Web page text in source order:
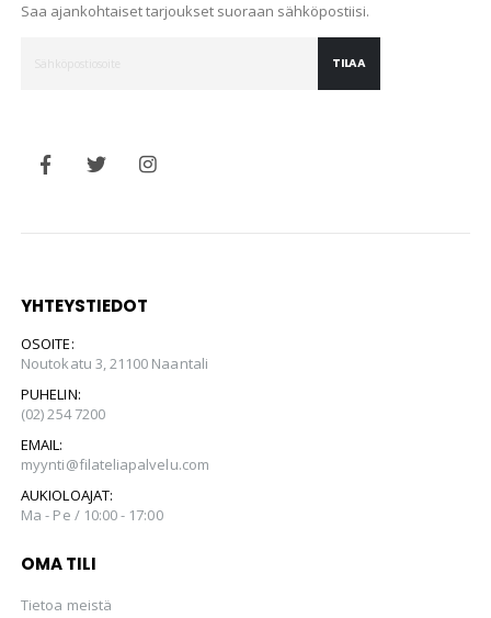
Saa ajankohtaiset tarjoukset suoraan sähköpostiisi.
TILAA
YHTEYSTIEDOT
OSOITE:
Noutokatu 3, 21100 Naantali
PUHELIN:
(02) 254 7200
EMAIL:
myynti@filateliapalvelu.com
AUKIOLOAJAT:
Ma - Pe / 10:00 - 17:00
OMA TILI
Tietoa meistä